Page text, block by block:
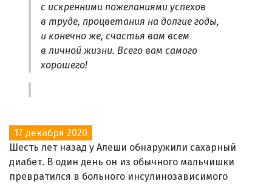
с искренними пожеланиями успехов
в труде, процветания на долгие годы,
и конечно же, счастья вам всем
в личной жизни. Всего вам самого
хорошего!
17 декабря 2020
Шесть лет назад у Алеши обнаружили сахарный
диабет. В один день он из обычного мальчишки
превратился в больного инсулинозависимого